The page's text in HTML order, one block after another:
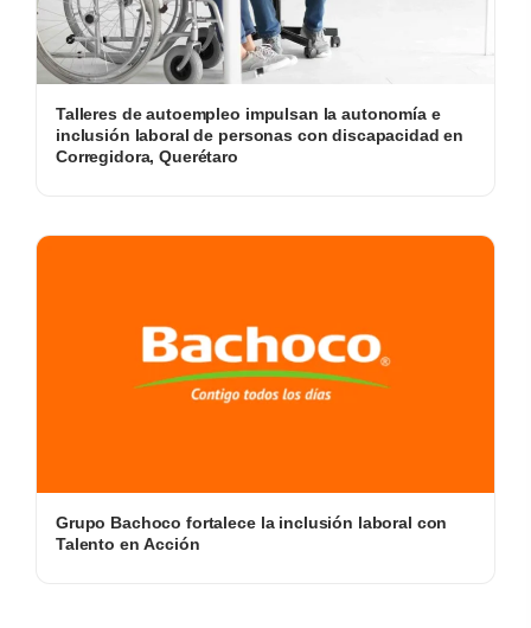
Talleres de autoempleo impulsan la autonomía e
inclusión laboral de personas con discapacidad en
Corregidora, Querétaro
Grupo Bachoco fortalece la inclusión laboral con
Talento en Acción